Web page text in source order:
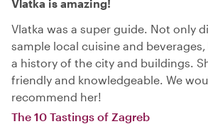
Vlatka is amazing!
Vlatka was a super guide. Not only
sample local cuisine and
a history of the city and buildings.
friendly and knowledgeable. We
recommend her!
The 10 Tastings of Zagreb